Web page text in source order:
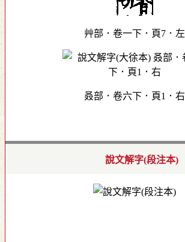
艸部．卷一下．頁7．左
叒部．卷六下．頁1．右
說文解字(段注本)